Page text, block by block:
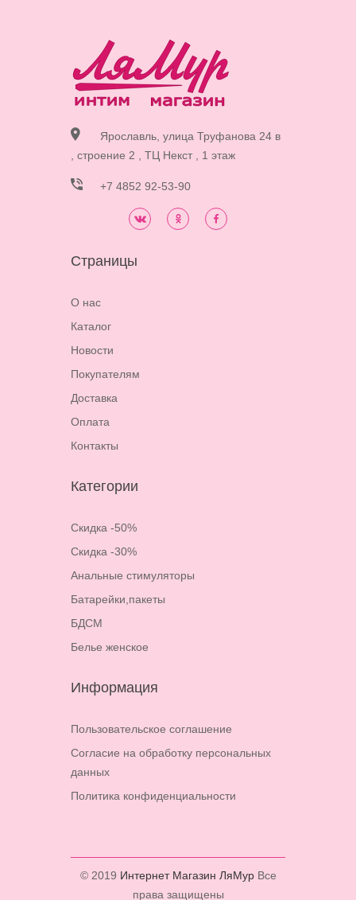
Ярославль, улица Труфанова 24 в
, строение 2 , ТЦ Некст , 1 этаж
+7 4852 92-53-90
Страницы
О нас
Каталог
Новости
Покупателям
Доставка
Оплата
Контакты
Категории
Скидка -50%
Скидка -30%
Анальные стимуляторы
Батарейки,пакеты
БДСМ
Белье женское
Информация
Пользовательское соглашение
Согласие на обработку персональных
данных
Политика конфиденциальности
© 2019 Интернет Магазин ЛяМурВсе
права защищены